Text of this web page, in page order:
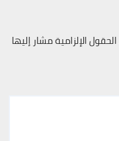
الحقول الإلزامية مشار إليها